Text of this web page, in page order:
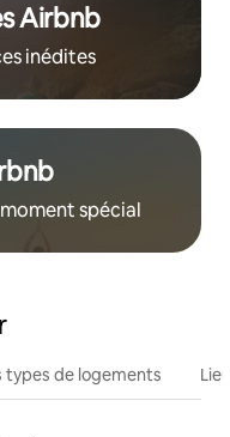
Airbnb
inédites
spécial
types de logements